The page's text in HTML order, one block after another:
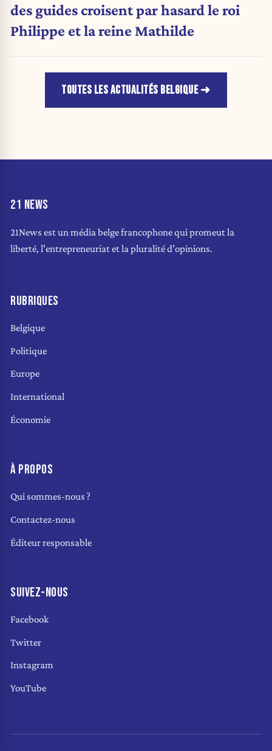
des guides croisent par hasard le roi
Philippe et la reine Mathilde
TOUTES LES ACTUALITÉS BELGIQUE
21 NEWS
21News est un média belge francophone qui promeut la
liberté, l'entrepreneuriat et la pluralité d'opinions.
RUBRIQUES
Belgique
Politique
Europe
International
Économie
À PROPOS
Qui sommes-nous ?
Contactez-nous
Éditeur responsable
SUIVEZ-NOUS
Facebook
Twitter
Instagram
YouTube